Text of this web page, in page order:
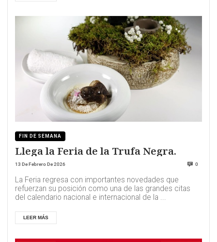
FIN DE SEMANA
Llega la Feria de la Trufa Negra.
13 De Febrero De 2026 0
La Feria regresa con importantes novedades que
refuerzan su posición como una de las grandes citas
del calendario nacional e internacional de la ...
LEER MÁS